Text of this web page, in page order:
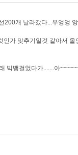
200개 날라갔다...우엉엉
가 맞추기일것 같아서
빅뱅걸었다가.......아